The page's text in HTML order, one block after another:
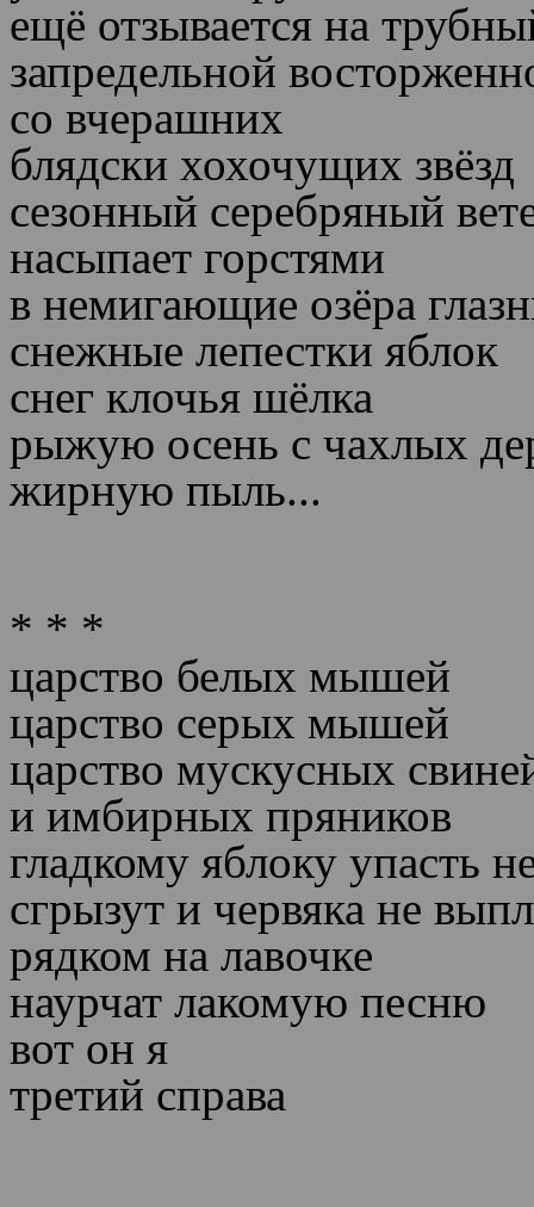
ещё отзывается на
запредельной
со вчерашних
блядски хохочущих звёзд
сезонный серебряный
насыпает горстями
в немигающие озёра
снежные лепестки яблок
снег клочья шёлка
рыжую осень с чахлых
жирную пыль...
* * *
царство белых мышей
царство серых мышей
царство мускусных
и имбирных пряников
гладкому яблоку упасть
сгрызут и червяка не
рядком на лавочке
наурчат лакомую песню
вот он я
третий справа